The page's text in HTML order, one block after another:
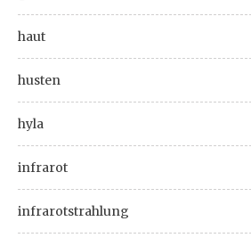
haut
husten
hyla
infrarot
infrarotstrahlung